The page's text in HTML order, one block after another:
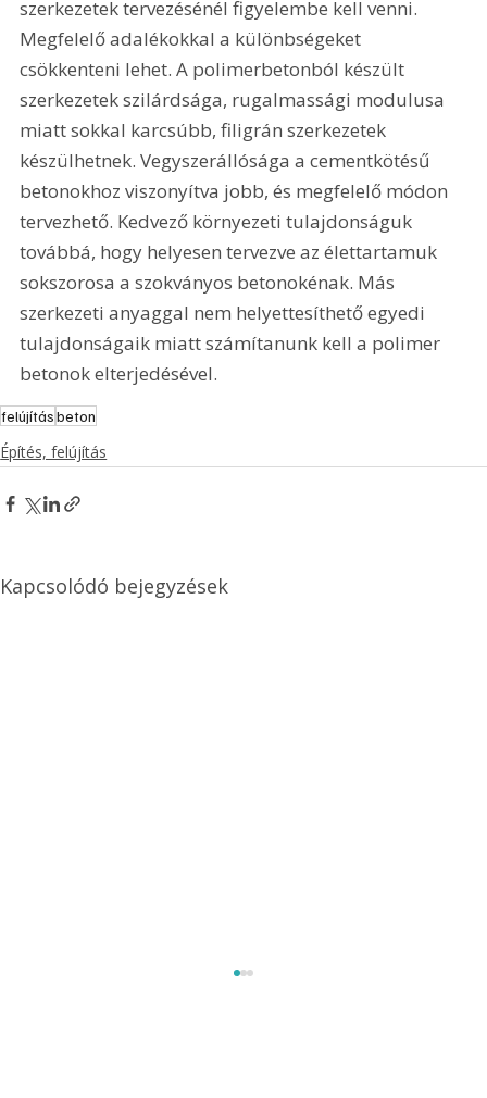
szerkezetek tervezésénél figyelembe kell venni.
Megfelelő adalékokkal a különbségeket
csökkenteni lehet. A polimerbetonból készült
szerkezetek szilárdsága, rugalmassági modulusa
miatt sokkal karcsúbb, filigrán szerkezetek
készülhetnek. Vegyszerállósága a cementkötésű
betonokhoz viszonyítva jobb, és megfelelő módon
tervezhető. Kedvező környezeti tulajdonságuk
továbbá, hogy helyesen tervezve az élettartamuk
sokszorosa a szokványos betonokénak. Más
szerkezeti anyaggal nem helyettesíthető egyedi
tulajdonságaik miatt számítanunk kell a polimer
betonok elterjedésével.
felújításbeton
Építés, felújítás
Kapcsolódó bejegyzések